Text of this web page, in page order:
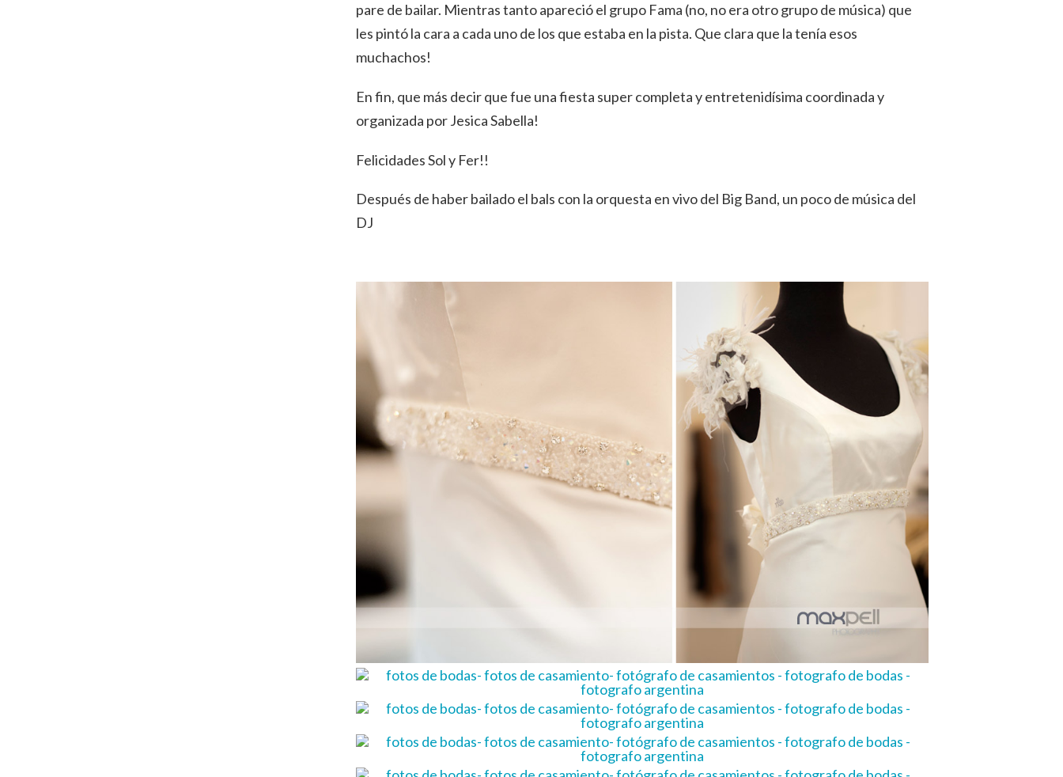
pare de bailar. Mientras tanto apareció el grupo Fama (no, no era otro grupo de música) que
les pintó la cara a cada uno de los que estaba en la pista. Que clara que la tenía esos
muchachos!
En fin, que más decir que fue una fiesta super completa y entretenidísima coordinada y
organizada por Jesica Sabella!
Felicidades Sol y Fer!!
Después de haber bailado el bals con la orquesta en vivo del Big Band, un poco de música del
DJ